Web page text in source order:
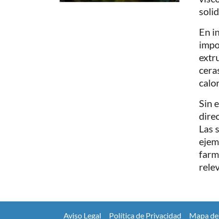
En
Sin
Las
Aviso Legal Política de Privacidad Mapa